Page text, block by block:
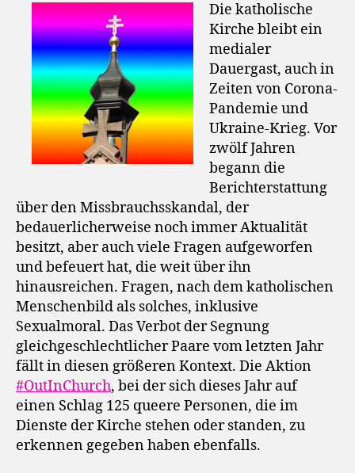
Die katholische
Kirche bleibt ein
medialer
Dauergast, auch in
Zeiten von Corona-
Pandemie und
Ukraine-Krieg. Vor
zwölf Jahren
begann die
Berichterstattung
über den Missbrauchsskandal, der
bedauerlicherweise noch immer Aktualität
besitzt, aber auch viele Fragen aufgeworfen
und befeuert hat, die weit über ihn
hinausreichen. Fragen, nach dem katholischen
Menschenbild als solches, inklusive
Sexualmoral. Das Verbot der Segnung
gleichgeschlechtlicher Paare vom letzten Jahr
fällt in diesen größeren Kontext. Die Aktion
#OutInChurch, bei der sich dieses Jahr auf
einen Schlag 125 queere Personen, die im
Dienste der Kirche stehen oder standen, zu
erkennen gegeben haben ebenfalls.